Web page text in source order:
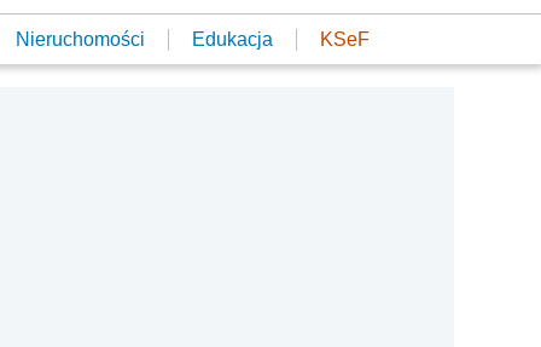
Nieruchomości Edukacja KSeF